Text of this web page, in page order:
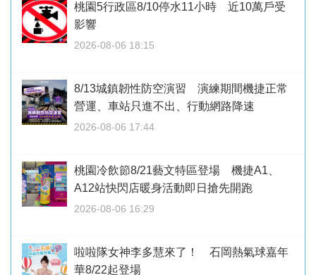
桃園5行政區8/10停水11小時 近10萬戶受
影響
2026-08-06 18:15
8/13城鎮韌性防空演習 演練期間機捷正常
營運、車站只進不出、行動網路降速
2026-08-06 17:44
桃園冷飲節8/21藝文特區登場 機捷A1、
A12站快閃店暖身活動即日搶先開跑
2026-08-06 16:29
啦啦隊女神李多慧來了！ 石岡熱氣球嘉年
華8/22起登場